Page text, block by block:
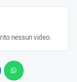
nessun video.